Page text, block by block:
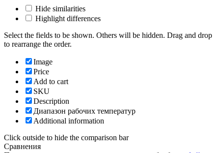
Hide similarities
Highlight differences
Select the fields to be shown. Others will be hidden. Drag and drop
to rearrange the order.
Image
Price
Add to cart
SKU
Description
Диапазон рабочих температур
Additional information
Click outside to hide the comparison bar
Сравнения